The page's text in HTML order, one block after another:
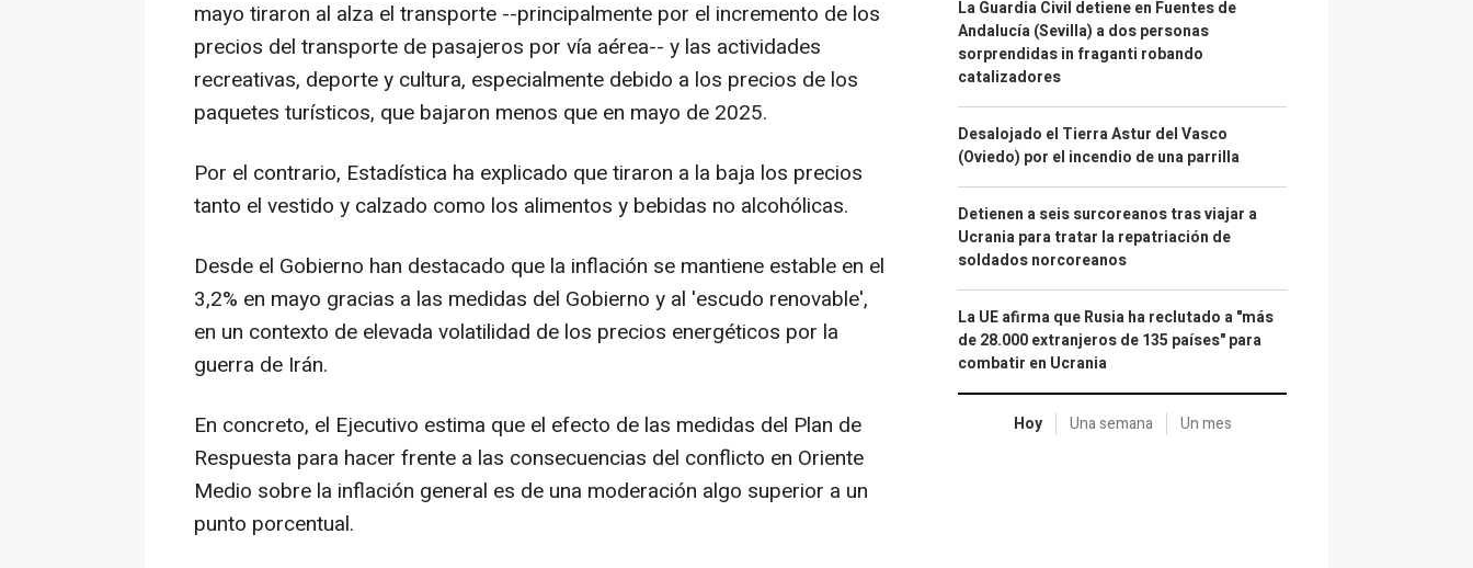
mayo tiraron al alza el transporte --principalmente por el incremento de los
precios del transporte de pasajeros por vía aérea-- y las actividades
recreativas, deporte y cultura, especialmente debido a los precios de los
paquetes turísticos, que bajaron menos que en mayo de 2025.
Por el contrario, Estadística ha explicado que tiraron a la baja los precios
tanto el vestido y calzado como los alimentos y bebidas no alcohólicas.
Desde el Gobierno han destacado que la inflación se mantiene estable en el
3,2% en mayo gracias a las medidas del Gobierno y al 'escudo renovable',
en un contexto de elevada volatilidad de los precios energéticos por la
guerra de Irán.
En concreto, el Ejecutivo estima que el efecto de las medidas del Plan de
Respuesta para hacer frente a las consecuencias del conflicto en Oriente
Medio sobre la inflación general es de una moderación algo superior a un
punto porcentual.
La Guardia Civil detiene en Fuentes de
Andalucía (Sevilla) a dos personas
sorprendidas in fraganti robando
catalizadores
Desalojado el Tierra Astur del Vasco
(Oviedo) por el incendio de una parrilla
Detienen a seis surcoreanos tras viajar a
Ucrania para tratar la repatriación de
soldados norcoreanos
La UE afirma que Rusia ha reclutado a "más
de 28.000 extranjeros de 135 países" para
combatir en Ucrania
Hoy Una semana Un mes